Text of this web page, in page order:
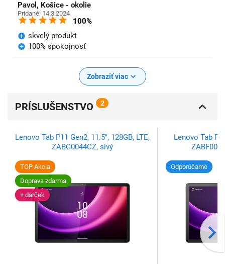
Pavol, Košice - okolie
Pridané: 14.3.2024
100%
skvelý produkt
100% spokojnosť
Zobraziť viac
PRÍSLUŠENSTVO 2
Lenovo Tab P11 Gen2, 11.5", 128GB, LTE,
ZABG0044CZ, sivý
TOP Akcia
Doprava zdarma
+ darček
Lenovo Tab
Odporúčame